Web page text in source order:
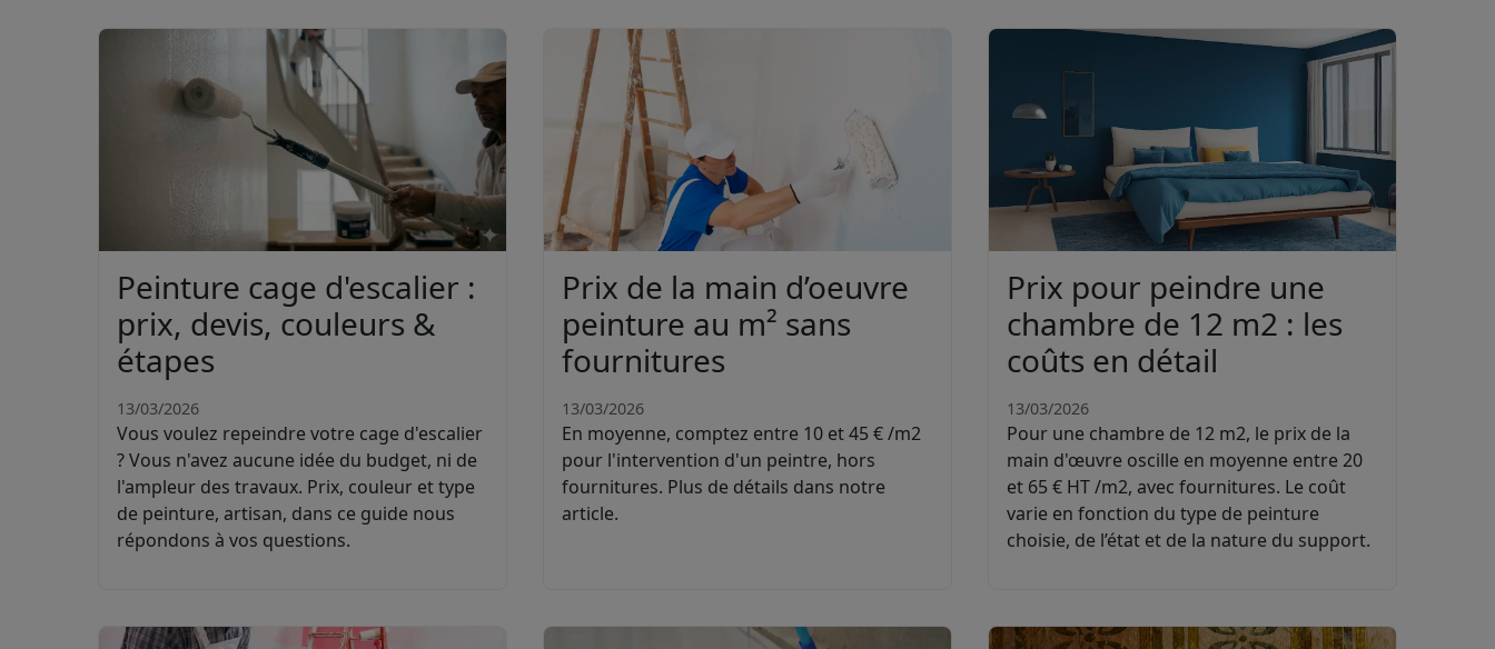
Peinture cage d'escalier :
prix, devis, couleurs &
étapes
13/03/2026
Vous voulez repeindre votre cage d'escalier
? Vous n'avez aucune idée du budget, ni de
l'ampleur des travaux. Prix, couleur et type
de peinture, artisan, dans ce guide nous
répondons à vos questions.
Prix de la main d’oeuvre
peinture au m² sans
fournitures
13/03/2026
En moyenne, comptez entre 10 et 45 € /m2
pour l'intervention d'un peintre, hors
fournitures. Plus de détails dans notre
article.
Prix pour peindre une
chambre de 12 m2 : les
coûts en détail
13/03/2026
Pour une chambre de 12 m2, le prix de la
main d'œuvre oscille en moyenne entre 20
et 65 € HT /m2, avec fournitures. Le coût
varie en fonction du type de peinture
choisie, de l’état et de la nature du support.